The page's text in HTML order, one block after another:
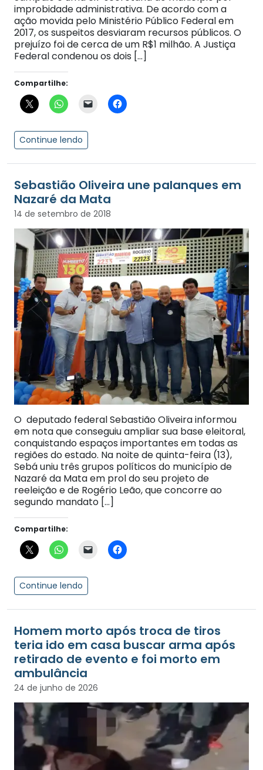
improbidade administrativa. De acordo com a
ação movida pelo Ministério Público Federal em
2017, os suspeitos desviaram recursos públicos. O
prejuízo foi de cerca de um R$1 milhão. A Justiça
Federal condenou os dois […]
Compartilhe:
Continue lendo
Sebastião Oliveira une palanques em
Nazaré da Mata
14 de setembro de 2018
O deputado federal Sebastião Oliveira informou
em nota que conseguiu ampliar sua base eleitoral,
conquistando espaços importantes em todas as
regiões do estado. Na noite de quinta-feira (13),
Sebá uniu três grupos políticos do município de
Nazaré da Mata em prol do seu projeto de
reeleição e de Rogério Leão, que concorre ao
segundo mandato […]
Compartilhe:
Continue lendo
Homem morto após troca de tiros
teria ido em casa buscar arma após
retirado de evento e foi morto em
ambulância
24 de junho de 2026